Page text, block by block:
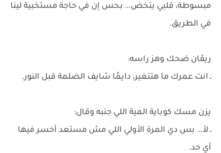
مبسوطة، قلبي يتخض… بحس إن في حاجة مستخبية لينا
في الطريق.
ريڤان ضحك وهز راسه:
ـ انت عمرك ما هتتغير، دايمًا شايف الضلمة قبل النور.
يزن مسك كوباية المية اللي جنبه وقال:
ـ لأ… بس دي المرة الأولي اللي مش مستعد أخسر فيها
أي حد.